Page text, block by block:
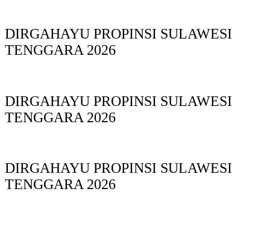
DIRGAHAYU PROPINSI SULAWESI
TENGGARA 2026
DIRGAHAYU PROPINSI SULAWESI
TENGGARA 2026
DIRGAHAYU PROPINSI SULAWESI
TENGGARA 2026